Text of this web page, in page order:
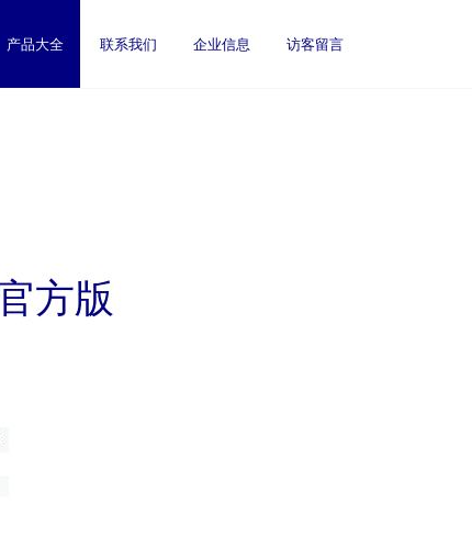
产品大全 联系我们 企业信息 访客留言
方版